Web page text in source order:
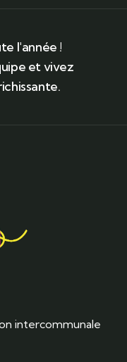
l'année !
et vivez
intercommunale